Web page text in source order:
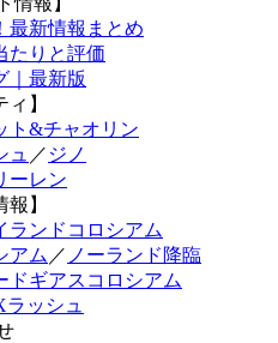
最新情報まとめ
たりと評価
｜最新版
】
ト&チャオリン
ュ ／ ジノ
ーレン
】
ランドコロシアム
アム ／ ノーランド降臨
ドギアスコロシアム
ラッシュ